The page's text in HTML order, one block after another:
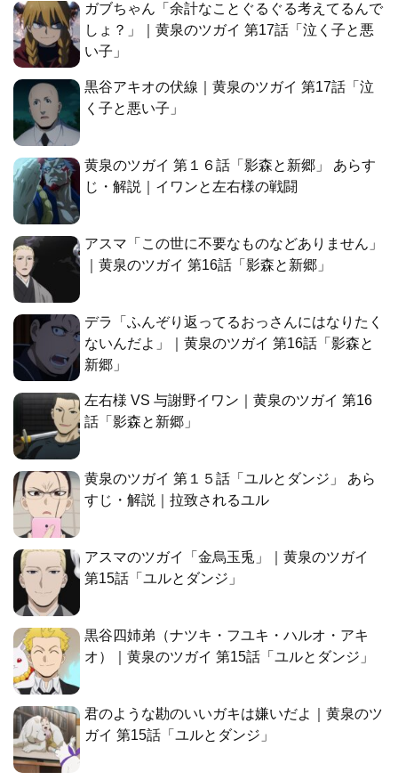
ガブちゃん「余計なことぐるぐる考えてるんで
しょ？」｜黄泉のツガイ 第17話「泣く子と悪
い子」
黒谷アキオの伏線｜黄泉のツガイ 第17話「泣
く子と悪い子」
黄泉のツガイ 第１６話「影森と新郷」 あらす
じ・解説｜イワンと左右様の戦闘
アスマ「この世に不要なものなどありません」
｜黄泉のツガイ 第16話「影森と新郷」
デラ「ふんぞり返ってるおっさんにはなりたく
ないんだよ」｜黄泉のツガイ 第16話「影森と
新郷」
左右様 VS 与謝野イワン｜黄泉のツガイ 第16
話「影森と新郷」
黄泉のツガイ 第１５話「ユルとダンジ」 あら
すじ・解説｜拉致されるユル
アスマのツガイ「金烏玉兎」｜黄泉のツガイ
第15話「ユルとダンジ」
黒谷四姉弟（ナツキ・フユキ・ハルオ・アキ
オ）｜黄泉のツガイ 第15話「ユルとダンジ」
君のような勘のいいガキは嫌いだよ｜黄泉のツ
ガイ 第15話「ユルとダンジ」